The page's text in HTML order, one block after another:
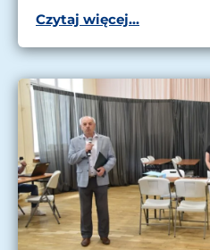
Czytaj więcej...